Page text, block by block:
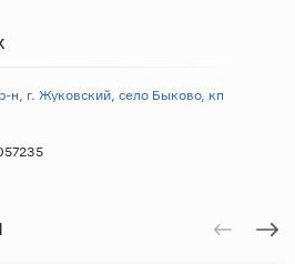
н, г. Жуковский, село Быково, кп